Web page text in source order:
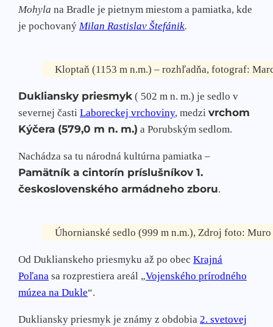
Mohyla na Bradle je pietnym miestom a pamiatka, kde
je pochovaný Milan Rastislav Štefánik.
Kloptaň (1153 m n.m.) – rozhľadňa, fotograf:
Dukliansky priesmyk ( 502 m n. m.) je sedlo v
severnej časti Laboreckej vrchoviny, medzi vrchom
Kýčera (579,0 m n. m.) a Porubským sedlom.
Nachádza sa tu národná kultúrna pamiatka –
Pamätník a cintorín príslušníkov 1.
československého armádneho zboru.
Úhornianské sedlo (999 m n.m.), Zdroj foto:
Od Duklianskeho priesmyku až po obec Krajná
Poľana sa rozprestiera areál „Vojenského prírodného
múzea na Dukle“.
Dukliansky priesmyk je známy z obdobia 2. svetovej